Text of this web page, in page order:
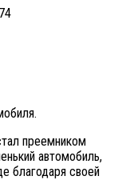
преемником
автомобиль,
благодаря своей